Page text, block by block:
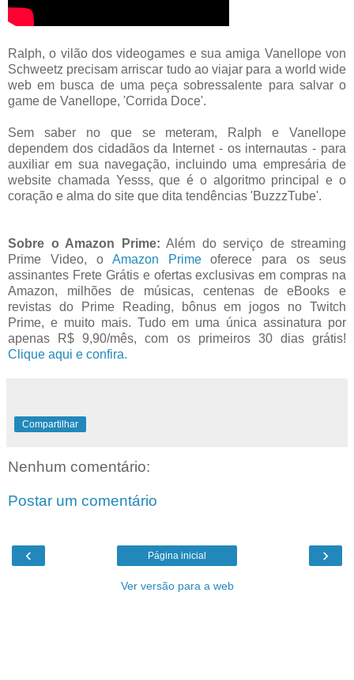
Ralph, o vilão dos videogames e sua amiga Vanellope von
Schweetz precisam arriscar tudo ao viajar para a world wide
web em busca de uma peça sobressalente para salvar o
game de Vanellope, 'Corrida Doce'.
Sem saber no que se meteram, Ralph e Vanellope
dependem dos cidadãos da Internet - os internautas - para
auxiliar em sua navegação, incluindo uma empresária de
website chamada Yesss, que é o algoritmo principal e o
coração e alma do site que dita tendências 'BuzzzTube'.
Sobre o Amazon Prime: Além do serviço de streaming
Prime Video, o Amazon Primeoferece para os seus
assinantes Frete Grátis e ofertas exclusivas em compras na
Amazon, milhões de músicas, centenas de eBooks e
revistas do Prime Reading, bônus em jogos no Twitch
Prime, e muito mais. Tudo em uma única assinatura por
apenas R$ 9,90/mês, com os primeiros 30 dias grátis!
Clique aqui e confira.
Compartilhar
Nenhum comentário:
Postar um comentário
‹ ›
Página inicial
Ver versão para a web